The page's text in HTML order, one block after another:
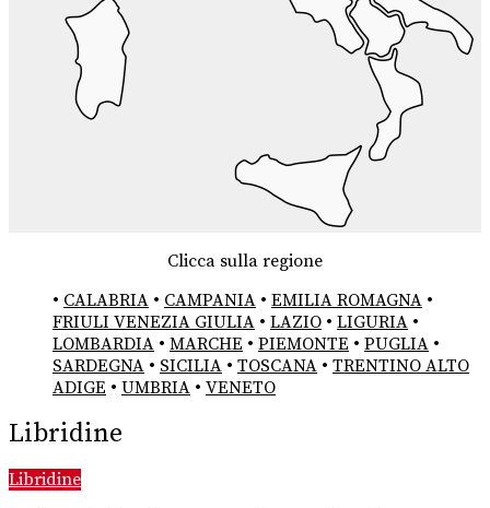
Clicca sulla regione
• CALABRIA • CAMPANIA • EMILIA ROMAGNA •
FRIULI VENEZIA GIULIA • LAZIO • LIGURIA •
LOMBARDIA • MARCHE • PIEMONTE • PUGLIA •
SARDEGNA • SICILIA • TOSCANA • TRENTINO ALTO
ADIGE • UMBRIA • VENETO
Libridine
Libridine